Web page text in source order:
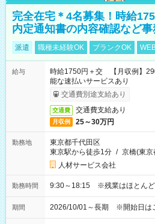
完全在宅＊4名募集！時給
内定通知書の内容確認など事
派遣 職種未経験OK ブランクOK
給与
時給1750円＋交 【月収例】
能な速払いサービスあり
交通費別途支給あり
交通費 交通費支給あり
月収例 25～30万円
勤務地
東京都千代田区
東京駅から徒歩1分 / 京橋(東
人材サービス会社
勤務時間 9:30～18:15 ※残業はほとんど
期間 2026/10/01～長期 ※開始日は